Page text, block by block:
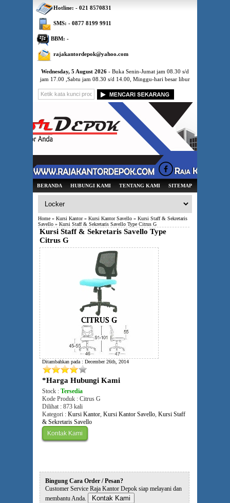
Wednesday, 5 August 2026 - Buka Senin-Jumat jam 08.30 s/d
jam 17.00 ,Sabtu jam 08.30 s/d 14.00, Minggu-hari besar libur
BERANDA HUBUNGI KAMI TENTANG KAMI SITEMAP
Home » Kursi Kantor» Kursi Kantor Savello » Kursi Staff & Sekretaris
Savello » Kursi Staff & Sekretaris Savello Type Citrus G
Kursi Staff & Sekretaris Savello Type
Citrus G
Ditambahkan pada : December 26th, 2014
*Harga Hubungi Kami
Stock : Tersedia
Kode Produk : Citrus G
Dilihat : 873 kali
Kategori : Kursi Kantor, Kursi Kantor Savello, Kursi Staff
& Sekretaris Savello
Kontak Kami
Bingung Cara Order / Pesan?
Customer Service Raja Kantor Depok siap melayani dan
membantu Anda.
Kontak Kami
Hotline: - 021 8570831
SMS: - 0877 8199 9911
BBM: -
rajakantordepok@yahoo.com